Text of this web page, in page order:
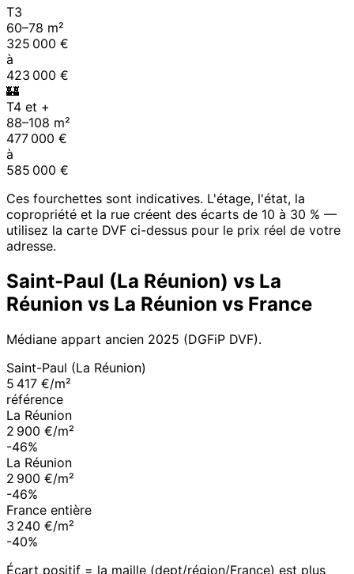
T3
60–78 m²
325 000 €
à
423 000 €
🏰
T4 et +
88–108 m²
477 000 €
à
585 000 €
Ces fourchettes sont indicatives. L'étage, l'état, la
copropriété et la rue créent des écarts de 10 à 30 % —
utilisez la carte DVF ci-dessus pour le prix réel de votre
adresse.
Saint-Paul (La Réunion) vs La
Réunion vs La Réunion vs France
Médiane appart ancien 2025 (DGFiP DVF).
Saint-Paul (La Réunion)
5 417 €/m²
référence
La Réunion
2 900 €/m²
-46%
La Réunion
2 900 €/m²
-46%
France entière
3 240 €/m²
-40%
Écart positif = la maille (dept/région/France) est plus